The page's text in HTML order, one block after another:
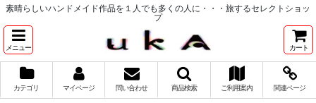
素晴らしいハンドメイド作品を１人でも多くの人に・・・旅するセレクトショッ
プ
メニュー カート
カテゴリ マイページ 問い合わせ 商品検索 ご利用案内 関連ページ